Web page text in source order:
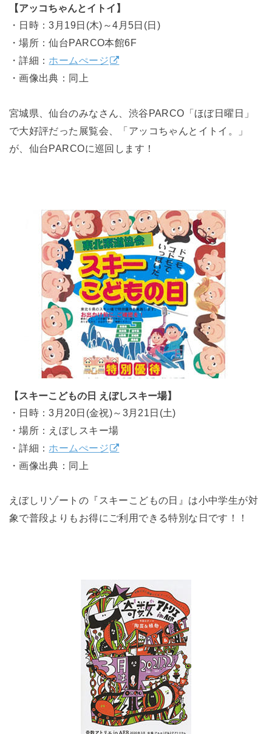
【アッコちゃんとイトイ】
・日時：3月19日(木)～4月5日(日)
・場所：仙台PARCO本館6F
・詳細： ホームぺージ
・画像出典：同上
宮城県、仙台のみなさん、渋谷PARCO「ほぼ日曜日」
で大好評だった展覧会、「アッコちゃんとイトイ。」
が、仙台PARCOに巡回します！
【スキーこどもの日 えぼしスキー場】
・日時：3月20日(金祝)～3月21日(土)
・場所：えぼしスキー場
・詳細： ホームぺージ
・画像出典：同上
えぼしリゾートの『スキーこどもの日』は小中学生が対
象で普段よりもお得にご利用できる特別な日です！！